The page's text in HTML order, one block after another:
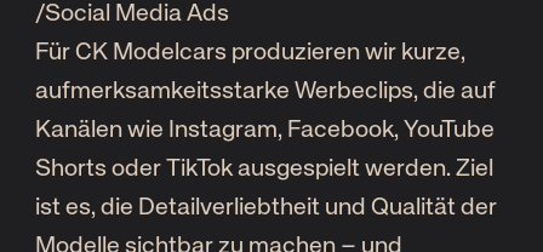
/Social Media Ads
Für CK Modelcars produzieren wir kurze,
aufmerksamkeitsstarke Werbeclips, die auf
Kanälen wie Instagram, Facebook, YouTube
Shorts oder TikTok ausgespielt werden. Ziel
ist es, die Detailverliebtheit und Qualität der
Modelle sichtbar zu machen – und